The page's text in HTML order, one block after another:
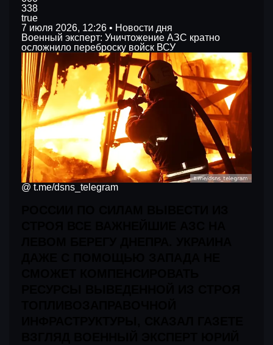
338
true
7 июля 2026, 12:26 • Новости дня
Военный эксперт: Уничтожение АЗС кратно
осложнило переброску войск ВСУ
@ t.me/dsns_telegram